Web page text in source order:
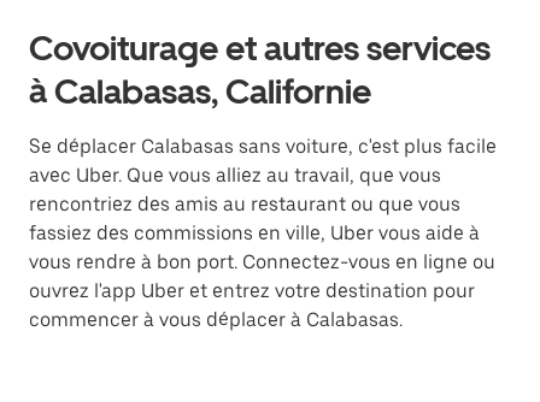
Covoiturage et autres services
à Calabasas, Californie
Se déplacer Calabasas sans voiture, c'est plus facile
avec Uber. Que vous alliez au travail, que vous
rencontriez des amis au restaurant ou que vous
fassiez des commissions en ville, Uber vous aide à
vous rendre à bon port. Connectez-vous en ligne ou
ouvrez l'app Uber et entrez votre destination pour
commencer à vous déplacer à Calabasas.